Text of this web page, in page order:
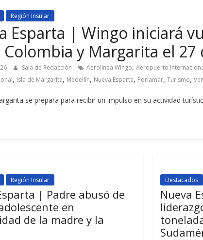
Región Insular
Esparta | Wingo iniciará
y Margarita el 27
Sala de Redacción Aerolínea Wingo, Aeropuerto
, Isla de Margarita, Medellín, Nueva Esparta, Porlamar, Turismo,
se prepara para recibir un impulso en su actividad
Región Insular
| Padre abusó de
en
de la madre y la
Destacados
Nueva